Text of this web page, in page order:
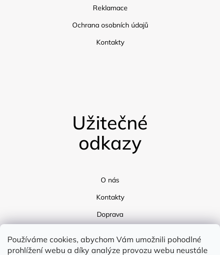
Používáme cookies, abychom Vám umožnili pohodlné
prohlížení webu a díky analýze provozu webu neustále
Reklamace
Ochrana osobních údajů
Kontakty
Užitečné
odkazy
O nás
Kontakty
Doprava